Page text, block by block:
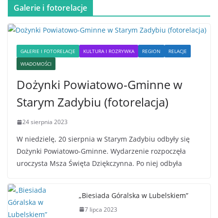
Galerie i fotorelacje
GALERIE I FOTORELACJE KULTURA I ROZRYWKA REGION
RELACJE
WIADOMOŚCI
Dożynki Powiatowo-Gminne w
Starym Zadybiu (fotorelacja)
24 sierpnia 2023
W niedzielę, 20 sierpnia w Starym Zadybiu odbyły się
Dożynki Powiatowo-Gminne. Wydarzenie rozpoczęła
uroczysta Msza Święta Dziękczynna. Po niej odbyła
„Biesiada Góralska w Lubelskiem”
7 lipca 2023